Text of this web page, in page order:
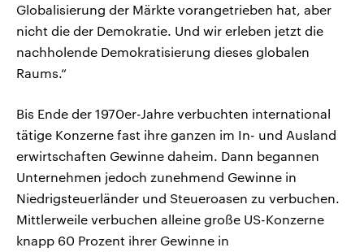
Globalisierung der Märkte vorangetrieben hat, aber
nicht die der Demokratie. Und wir erleben jetzt die
nachholende Demokratisierung dieses globalen
Raums.“
Bis Ende der 1970er-Jahre verbuchten international
tätige Konzerne fast ihre ganzen im In- und Ausland
erwirtschaften Gewinne daheim. Dann begannen
Unternehmen jedoch zunehmend Gewinne in
Niedrigsteuerländer und Steueroasen zu verbuchen.
Mittlerweile verbuchen alleine große US-Konzerne
knapp 60 Prozent ihrer Gewinne in